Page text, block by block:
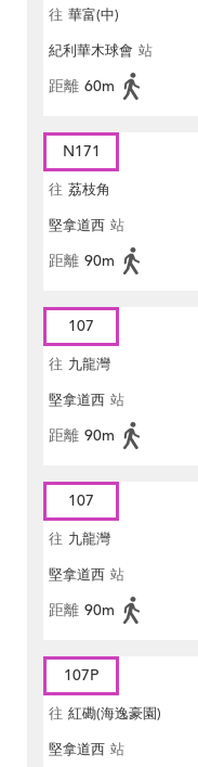
往 華富(中)
紀利華木球會 站
距離 60m
N171
往 荔枝角
堅拿道西 站
距離 90m
107
往 九龍灣
堅拿道西 站
距離 90m
107
往 九龍灣
堅拿道西 站
距離 90m
107P
往 紅磡(海逸豪園)
堅拿道西 站